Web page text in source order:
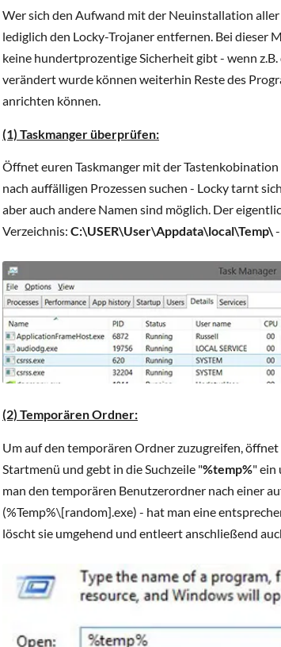
Wer sich den Aufwand mit der Neuinstallation
lediglich den Locky-Trojaner entfernen. Bei dieser
keine hundertprozentige Sicherheit gibt - wenn
verändert wurde können weiterhin Reste des
anrichten können.
(1) Taskmanger überprüfen:
Öffnet euren Taskmanger mit der
nach auffälligen Prozessen suchen - Locky tarnt
aber auch andere Namen sind möglich. Der
Verzeichnis: C:\USER\User\Appdata\local\Temp\
(2) Temporären Ordner:
Um auf den temporären Ordner zuzugreifen,
Startmenü und gebt in die Suchzeile "%temp%" ein
man den temporären Benutzerordner nach einer
(%Temp%\[random].exe) - hat man eine
löscht sie umgehend und entleert anschließend